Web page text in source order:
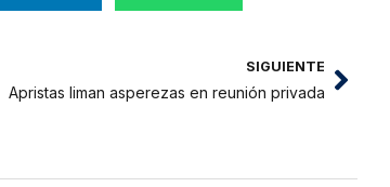
SIGUIENTE
Apristas liman asperezas en reunión privada